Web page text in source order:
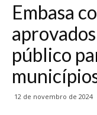
Embasa
público
12 de novembro de 2024